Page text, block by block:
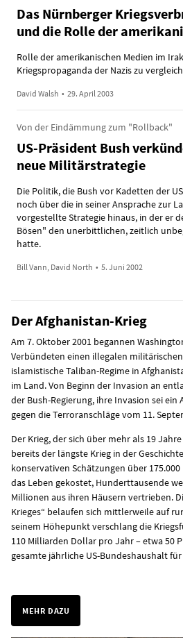
Das Nürnberger
und die Rolle der
Rolle der amerikanischen Medien im
Kriegspropaganda der Nazis zu
David Walsh • 29. April 2003
Von der Eindämmung zum "Rollback"
US-Präsident Bush
neue Militärstrategie
Die Politik, die Bush vor Kadetten der
noch über die in seiner Ansprache zur
vorgestellte Strategie hinaus, in der er
Bösen" den unerbittlichen, zeitlich
hatte.
Bill Vann, David North • 5. Juni 2002
Der Afghanistan-Krieg
Am 7. Oktober 2001 begannen
Verbündeten einen illegalen
islamistische Taliban-Regime in
im Land. Von Beginn der Invasion an
der Bush-Regierung, ihre Invasion sei
gegen die Terroranschläge vom 11.
Der Krieg, der sich über mehr als 19
bereits der längste Krieg in der
konservativen Schätzungen über
das Leben gekostet, Hunderttausende
Millionen aus ihren Häusern vertrieben.
Krieges“ belaufen sich mittlerweile auf
seinem Höhepunkt verschlang die
110 Milliarden Dollar pro Jahr – etwa 50
gesamte jährliche US-Bundeshaushalt
MEHR DAZU